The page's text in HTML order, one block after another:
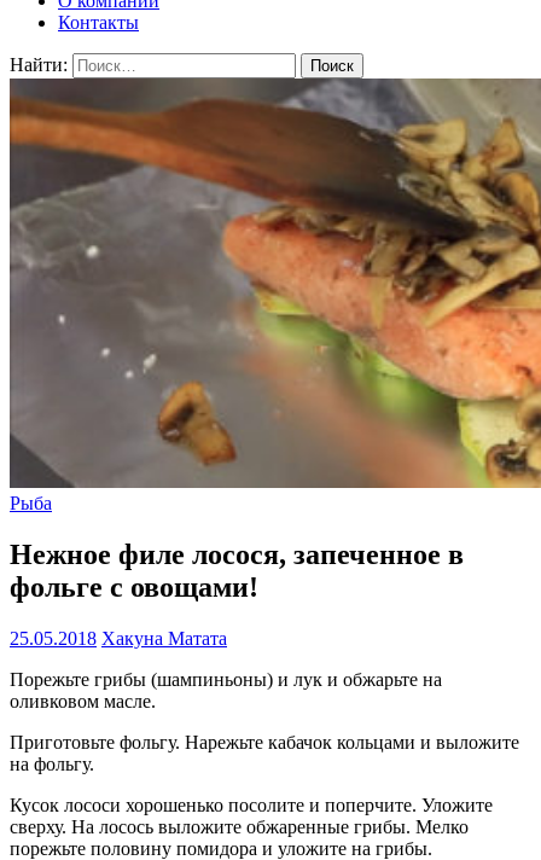
Контакты
Найти:
Рыба
Нежное филе лосося, запеченное в
фольге с овощами!
25.05.2018 Хакуна Матата
Порежьте грибы (шампиньоны) и лук и обжарьте на
оливковом масле.
Приготовьте фольгу. Нарежьте кабачок кольцами и выложите
на фольгу.
Кусок лососи хорошенько посолите и поперчите. Уложите
сверху. На лосось выложите обжаренные грибы. Мелко
порежьте половину помидора и уложите на грибы.